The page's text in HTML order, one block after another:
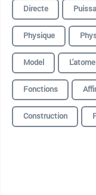
Directe
Physique
Model
L'atome
Fonctions
Construction